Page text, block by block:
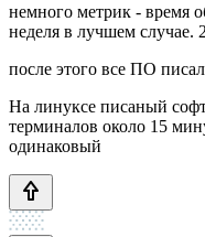
немного метрик - время
неделя в лучшем случае.
после этого все ПО
На линуксе писаный
терминалов около 15
одинаковый